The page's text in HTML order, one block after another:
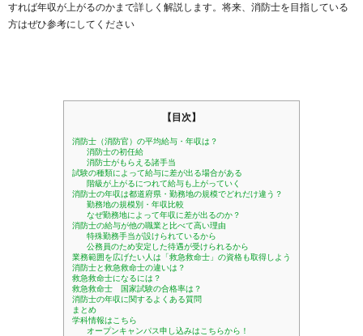
すれば年収が上がるのかまで詳しく解説します。将来、消防士を目指している
方はぜひ参考にしてください
【目次】
消防士（消防官）の平均給与・年収は？
消防士の初任給
消防士がもらえる諸手当
試験の種類によって給与に差が出る場合がある
階級が上がるにつれて給与も上がっていく
消防士の年収は都道府県・勤務地の規模でどれだけ違う？
勤務地の規模別・年収比較
なぜ勤務地によって年収に差が出るのか？
消防士の給与が他の職業と比べて高い理由
特殊勤務手当が設けられているから
公務員のため安定した待遇が受けられるから
業務範囲を広げたい人は「救急救命士」の資格も取得しよう
消防士と救急救命士の違いは？
救急救命士になるには？
救急救命士 国家試験の合格率は？
消防士の年収に関するよくある質問
まとめ
学科情報はこちら
オープンキャンパス申し込みはこちらから！